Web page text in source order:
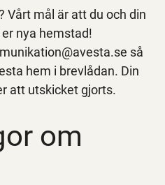
Vårt mål är att du och din
nya hemstad!
så
hem i brevlådan. Din
att utskicket gjorts.
om